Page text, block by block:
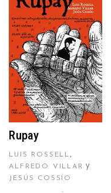
AÑADIR AL
CARRITO
Rupay
LUIS ROSSELL ,
ALFREDO VILLAR y
JESÚS COSSÍO